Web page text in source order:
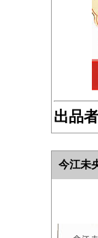
出品
今江未